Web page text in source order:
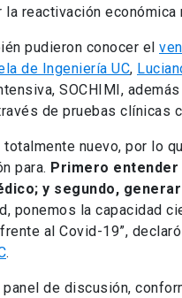
reactivación económica
pudieron conocer el
de Ingeniería UC,
SOCHIMI,
de pruebas clínicas
nuevo, por lo
para. Primero
y segundo,
ponemos la capacidad
al Covid-19”, declaró
.
panel de discusión,